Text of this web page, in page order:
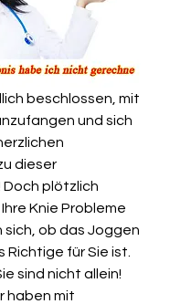
beschlossen, mit
und sich
dieser
plötzlich
Knie Probleme
sich, ob das Joggen
für Sie ist.
sind nicht allein!
haben mit